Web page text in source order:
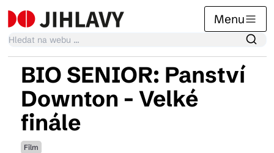
Menu
Kalendář akcí
Tradiční akce
BIO SENIOR: Panství
Downton - Velké
finále
Film